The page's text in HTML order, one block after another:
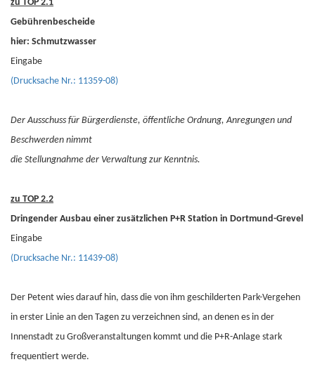
zu TOP 2.1
Gebührenbescheide
hier: Schmutzwasser
Eingabe
(Drucksache Nr.: 11359-08)
Der Ausschuss für Bürgerdienste, öffentliche Ordnung, Anregungen und
Beschwerden nimmt
die Stellungnahme der Verwaltung zur Kenntnis.
zu TOP 2.2
Dringender Ausbau einer zusätzlichen P+R Station in Dortmund-Grevel
Eingabe
(Drucksache Nr.: 11439-08)
Der Petent wies darauf hin, dass die von ihm geschilderten Park-Vergehen
in erster Linie an den Tagen zu verzeichnen sind, an denen es in der
Innenstadt zu Großveranstaltungen kommt und die P+R-Anlage stark
frequentiert werde.